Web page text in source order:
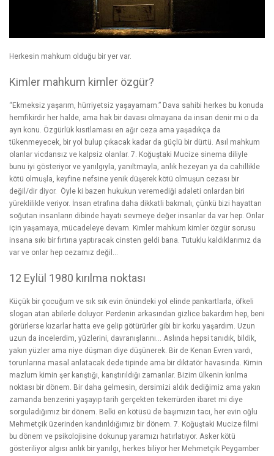
Herkesin mahkum olduğu bir yer var.
Kimler mahkum kimler özgür?
“Ekmeksiz yaşarım, hürriyetsiz yaşayamam.” Dava sahibi herkes bu konuda
hemfikirdir her halde, ama hak bir davası olmayana da insan denir mi o da
ayrı konu. Özgürlük kısıtlaması en ağır ceza ama yaşadıkça da
tükenmeyecek, bir yol bulup çıkacak kadar da güçlü bir dürtü. Asıl mahkum
olanlar vicdansız ve kalpsiz olanlar. 7. Koğuştaki Mucize sinema diliyle
bunu iyi gösteriyor ve yanılgıyla, yanıltmayla, anlık hezeyan ya da cahillikle
kötü olmuşla, keyfine nefsine yenik düşerek kötü olmuşun cezası bir
değil/dir diyor. Öyle ki bazen hukukun veremediği adaleti onlardan biri
yüreklilikle veriyor. İnsan etrafına daha dikkatli bakmalı, çünkü bizi hayattan
soğutan insanların dibinde hayatı sevmeye değer insanlar da var hep. Onlar
için yaşamaya, mücadeleye devam. Kimler mahkum kimler özgür sorusu
insana sıkı bir fırtına yaptıracak cinsten geldi bana. Tutuklu kaldıklarımız da
var ve onlar hep cezamız değil…
12 Eylül 1980 kırılma noktası
Küçük bir çocuğum ve sık sık evin önündeki yol elinde pankartlarla, öfkeli
slogan atan abilerle doluyor. Perdenin arkasından gizlice bakardım hep, beni
görürlerse kızarlar hatta eve gelip götürürler gibi bir korku yaşardım. Uzun
uzun da incelerdim, yüzlerini, davranışlarını… Aslında hepsi tanıdık, bildik,
yakın yüzler ama niye düşman diye düşünerek. Bir de Kenan Evren vardı,
torunlarına masal anlatacak dede tipinde ama bir diktatör havasında. Kimin
mazlum kimin şer karıştığı, karıştırıldığı zamanlar. Bizim ülkenin kırılma
noktası bir dönem. Bir daha gelmesin, dersimizi aldık dediğimiz ama yakın
zamanda benzerini yaşayıp tarih gerçekten tekerrürden ibaret mi diye
sorguladığımız bir dönem. Belki en kötüsü de başımızın tacı, her evin oğlu
Mehmetçik üzerinden kandırıldığımız bir dönem. 7. Koğuştaki Mucize filmi
bu dönem ve psikolojisine dokunup yaramızı hatırlatıyor. Asker kötü
gösteriliyor algısı anlık bir yanılgı, herkes biliyor her Mehmetçik Peygamber